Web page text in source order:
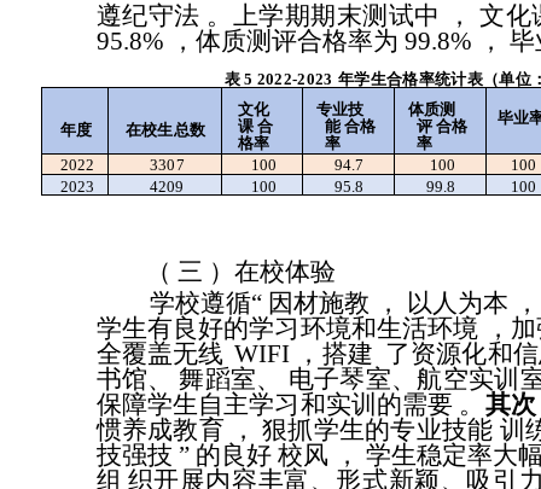
遵纪守法 。上学期期末测试中 ，
文化
95.8%
，体质测评合格率为 99.8% ， 毕
表 5 2022-2023 年学生合格率统计表（单位
年度 在校生总数
文化
课 合
格率
专业技
能 合格
率
体质测
评 合格
率
毕业
2022 3307 100 94.7 100
100
2023
4209 100 95.8 99.8 100
（ 三 ）在校体验
学校遵循“ 因材施教 ， 以人为本
，
学生有良好的学习环境和生活环境
，
全覆盖无线 WIFI ，搭建 了资源化和
书馆、
舞蹈室、
电子琴室、航空实训
保障学生自主学习和实训的需要 。 其次
惯养成教育
， 狠抓学生的专业技能 训
技强技 ” 的良好 校风 ，
学生稳定率大
组 织开展内容丰富、形式新颖、吸引